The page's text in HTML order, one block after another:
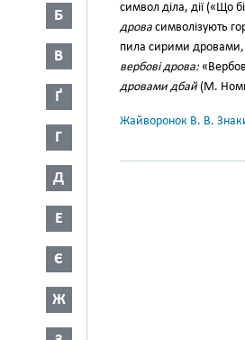
Б
В
Ґ
Г
Д
Е
Є
Ж
символ діла, дії («Що
дрова символізують
пила сирими дровами,
вербові дрова:
дровами дбай (М.
Жайворонок В. В.